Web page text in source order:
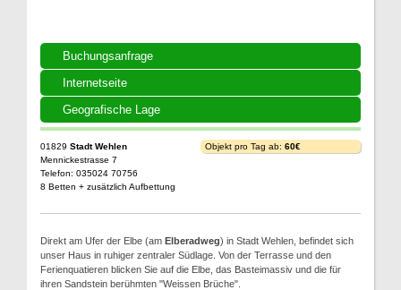
Buchungsanfrage
Internetseite
Geografische Lage
01829 Stadt Wehlen
Mennickestrasse 7
Telefon: 035024 70756
8 Betten + zusätzlich Aufbettung
Objekt pro Tag ab: 60€
Direkt am Ufer der Elbe (am Elberadweg) in Stadt Wehlen, befindet sich
unser Haus in ruhiger zentraler Südlage. Von der Terrasse und den
Ferienquatieren blicken Sie auf die Elbe, das Basteimassiv und die für
ihren Sandstein berühmten "Weissen Brüche".